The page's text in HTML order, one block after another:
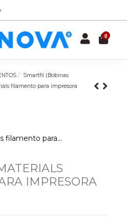
0
Smartfil (Bobinas
filamento para impresora
IMPRESORA